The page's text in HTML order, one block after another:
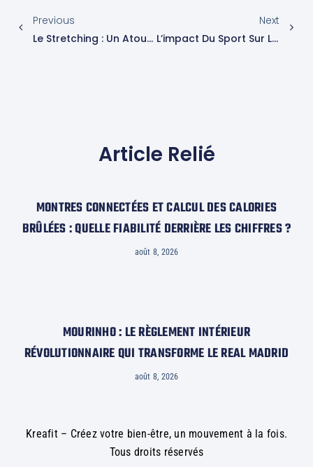
Previous
Le Stretching : Un Atout Pour Votre Bien-Être
Next
L’impact Du Sport Sur La Santé En France : Un Enjeu Essentiel
Article Relié
MONTRES CONNECTÉES ET CALCUL DES CALORIES
BRÛLÉES : QUELLE FIABILITÉ DERRIÈRE LES CHIFFRES ?
août 8, 2026
MOURINHO : LE RÈGLEMENT INTÉRIEUR
RÉVOLUTIONNAIRE QUI TRANSFORME LE REAL MADRID
août 8, 2026
Kreafit – Créez votre bien-être, un mouvement à la fois.
Tous droits réservés